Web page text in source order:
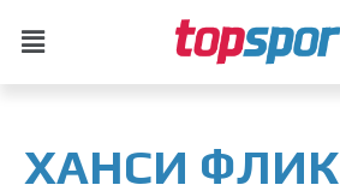
ХАНСИ ФЛИК